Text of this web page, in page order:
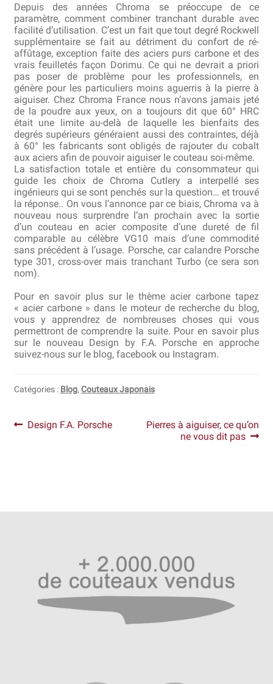
Depuis des années Chroma se préoccupe de ce
paramètre, comment combiner tranchant durable avec
facilité d’utilisation. C’est un fait que tout degré Rockwell
supplémentaire se fait au détriment du confort de ré-
affûtage, exception faite des aciers purs carbone et des
vrais feuilletés façon Dorimu. Ce qui ne devrait a priori
pas poser de problème pour les professionnels, en
génère pour les particuliers moins aguerris à la pierre à
aiguiser. Chez Chroma France nous n’avons jamais jeté
de la poudre aux yeux, on a toujours dit que 60° HRC
était une limite au-delà de laquelle les bienfaits des
degrés supérieurs généraient aussi des contraintes, déjà
à 60° les fabricants sont obligés de rajouter du cobalt
aux aciers afin de pouvoir aiguiser le couteau soi-même.
La satisfaction totale et entière du consommateur qui
guide les choix de Chroma Cutlery a interpellé ses
ingénieurs qui se sont penchés sur la question… et trouvé
la réponse.. On vous l’annonce par ce biais, Chroma va à
nouveau nous surprendre l’an prochain avec la sortie
d’un couteau en acier composite d’une dureté de fil
comparable au célèbre VG10 mais d’une commodité
sans précédent à l’usage. Porsche, car calandre Porsche
type 301, cross-over mais tranchant Turbo (ce sera son
nom).
Pour en savoir plus sur le thème acier carbone tapez
« acier carbone » dans le moteur de recherche du blog,
vous y apprendrez de nombreuses choses qui vous
permettront de comprendre la suite. Pour en savoir plus
sur le nouveau Design by F.A. Porsche en approche
suivez-nous sur le blog, facebook ou Instagram.
Catégories : Blog, Couteaux Japonais
Navigation
Article
Design F.A. Porsche
Article
suivant :
Pierres à aiguiser, ce qu’on
ne vous dit pas